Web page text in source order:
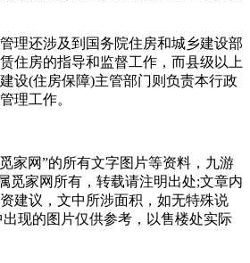
理还涉及到国务院住房和城乡建设部
住房的指导和监督工作，而县级以上
设(住房保障)主管部门则负责本行政
理工作。
家网”的所有文字图片等资料，九游
觅家网所有，转载请注明出处;文章内
建议，文中所涉面积，如无特殊说
现的图片仅供参考，以售楼处实际